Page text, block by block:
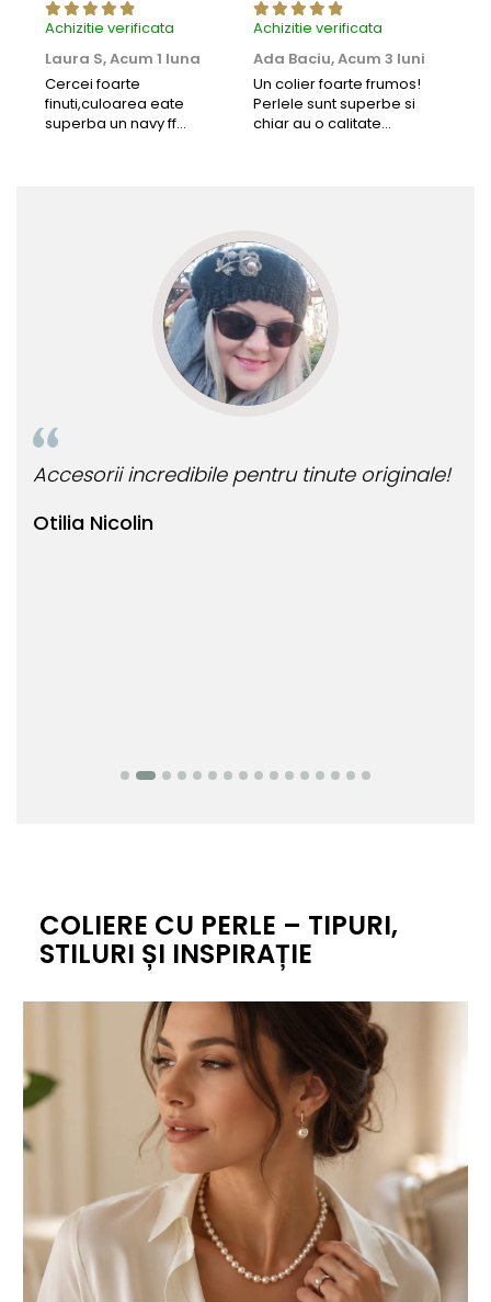
Achizitie verificata
Laura S,Acum 1 luna
Cercei foarte
finuti,culoarea eate
superba un navy ff
Achizitie verificata
Ada Baciu,Acum 3 luni
Un colier foarte frumos!
Perlele sunt superbe si
chiar au o calitate
Nicolin
incredibile pentru tinute originale!
COLIERE CU PERLE – TIPURI,
STILURI ȘI INSPIRAȚIE